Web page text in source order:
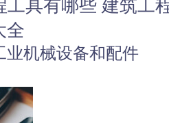
全
业机械设备和配件